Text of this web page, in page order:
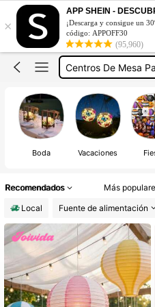
×
APP SHEIN -
¡Descarga y consigue un
código: APPOFF30
(95,960)
Centros De Mesa
Centro De Meza
Centros De Mesa
Boda Vacaciones
Recomendados Más
Local
Fuente de alimentación